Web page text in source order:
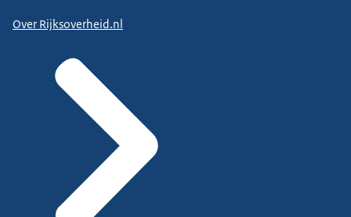
Over Rijksoverheid.nl